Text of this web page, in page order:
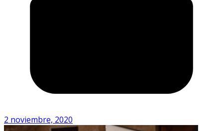
2 noviembre, 2020